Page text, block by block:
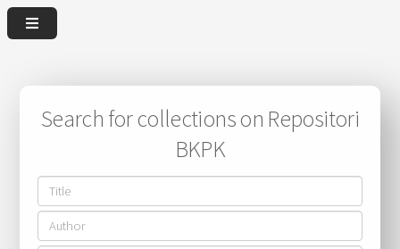
Search for collections on Repositori
BKPK